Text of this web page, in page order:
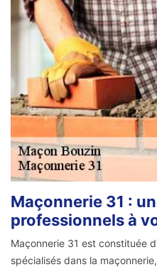
Maçonnerie 31 :
professionnels à
Maçonnerie 31 est constituée
spécialisés dans la